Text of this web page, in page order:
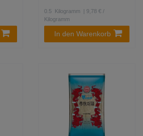
0.5 Kilogramm
| 9,78 € /
Kilogramm
In den Warenkorb